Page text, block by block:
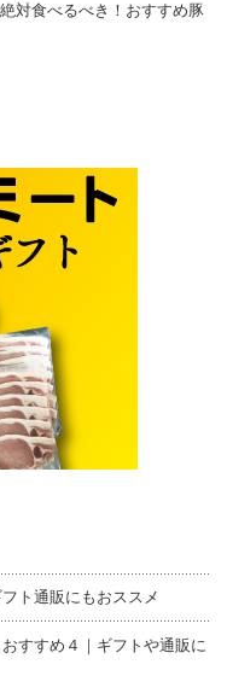
対食べるべき！おすすめ豚
ト通販にもおススメ
すすめ４｜ギフトや通販に